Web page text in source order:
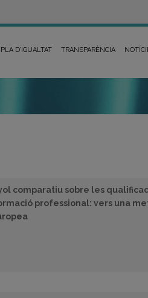
PLA D’IGUALTAT TRANSPARÈNCIA
comparatiu sobre les
professional: vers una